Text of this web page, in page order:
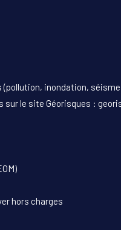
inondation,
le site Géorisques :
hors charges